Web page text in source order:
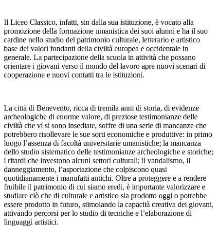
Il Liceo Classico, infatti, sin dalla sua istituzione, è vocato alla
promozione della formazione umanistica dei suoi alunni e ha il suo
cardine nello studio del patrimonio culturale, letterario e artistico
base dei valori fondanti della civiltà europea e occidentale in
generale. La partecipazione della scuola in attività che possano
orientare i giovani verso il mondo del lavoro apre nuovi scenari di
cooperazione e nuovi contatti tra le istituzioni.
La città di Benevento, ricca di tremila anni di storia, di evidenze
archeologiche di enorme valore, di preziose testimonianze delle
civiltà che vi si sono insediate, soffre di una serie di mancanze che
potrebbero risollevare le sue sorti economiche e produttive: in primo
luogo l’assenza di facoltà universitarie umanistiche; la mancanza
dello studio sistematico delle testimonianze archeologiche e storiche;
i ritardi che investono alcuni settori culturali; il vandalismo, il
danneggiamento, l’asportazione che colpiscono quasi
quotidianamente i manufatti antichi. Oltre a proteggere e a rendere
fruibile il patrimonio di cui siamo eredi, è importante valorizzare e
studiare ciò che di culturale e artistico sia prodotto oggi o potrebbe
essere prodotto in futuro, stimolando la capacità creativa dei giovani,
attivando percorsi per lo studio di tecniche e l’elaborazione di
linguaggi artistici.